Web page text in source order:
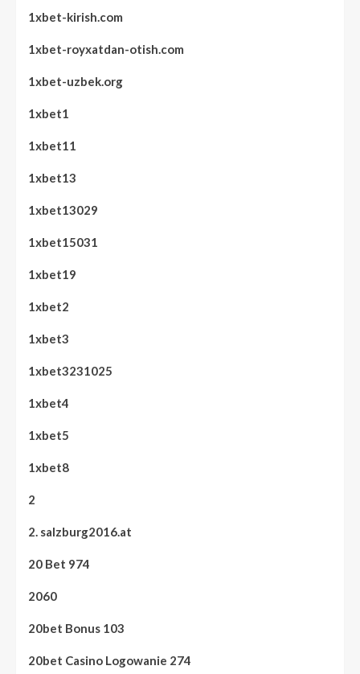
1xbet-kirish.com
1xbet-royxatdan-otish.com
1xbet-uzbek.org
1xbet1
1xbet11
1xbet13
1xbet13029
1xbet15031
1xbet19
1xbet2
1xbet3
1xbet3231025
1xbet4
1xbet5
1xbet8
2
2. salzburg2016.at
20 Bet 974
2060
20bet Bonus 103
20bet Casino Logowanie 274